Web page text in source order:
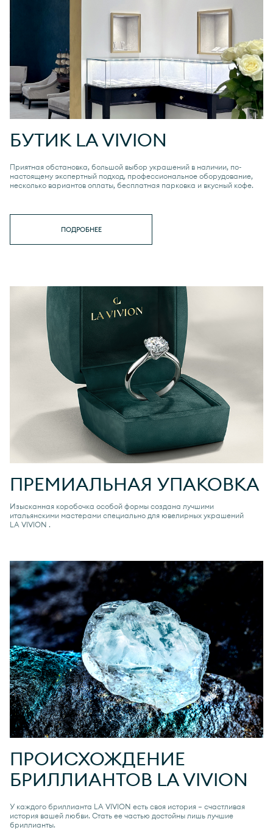
БУТИК LA VIVION
Приятная обстановка, большой выбор украшений в наличии, по-
настоящему экспертный подход, профессиональное оборудование,
несколько вариантов оплаты, бесплатная парковка и вкусный кофе.
ПОДРОБНЕЕ
ПРЕМИАЛЬНАЯ УПАКОВКА
Изысканная коробочка особой формы создана лучшими
итальянскими мастерами специально для ювелирных украшений
LA VIVION .
ПРОИСХОЖДЕНИЕ
БРИЛЛИАНТОВ LA VIVION
У каждого бриллианта LA VIVION есть своя история — счастливая
история вашей любви. Стать ее частью достойны лишь лучшие
бриллианты.